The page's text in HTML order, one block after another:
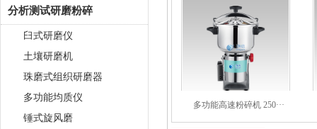
分析测试研磨粉碎
臼式研磨仪
土壤研磨机
珠磨式组织研磨器
多功能均质仪
锤式旋风磨
多功能高速粉碎机 250···